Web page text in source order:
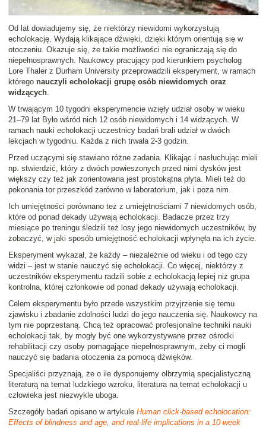
Od lat dowiadujemy się, że niektórzy niewidomi wykorzystują
echolokację. Wydają klikające dźwięki, dzięki którym orientują się w
otoczeniu. Okazuje się, że takie możliwości nie ograniczają się do
niepełnosprawnych. Naukowcy pracujący pod kierunkiem psycholog
Lore Thaler z Durham University przeprowadzili eksperyment, w ramach
którego nauczyli echolokacji grupę osób niewidomych oraz
widzących.
W trwającym 10 tygodni eksperymencie wzięły udział osoby w wieku
21–79 lat Było wśród nich 12 osób niewidomych i 14 widzących. W
ramach nauki echolokacji uczestnicy badań brali udział w dwóch
lekcjach w tygodniu. Każda z nich trwała 2-3 godzin.
Przed uczącymi się stawiano różne zadania. Klikając i nasłuchując mieli
np. stwierdzić, który z dwóch powieszonych przed nimi dysków jest
większy czy też jak zorientowana jest prostokątna płyta. Mieli też do
pokonania tor przeszkód zarówno w laboratorium, jak i poza nim.
Ich umiejętności porównano też z umiejętnościami 7 niewidomych osób,
które od ponad dekady używają echolokacji. Badacze przez trzy
miesiące po treningu śledzili też losy jego niewidomych uczestników, by
zobaczyć, w jaki sposób umiejętność echolokacji wpłynęła na ich życie.
Eksperyment wykazał, że każdy – niezależnie od wieku i od tego czy
widzi – jest w stanie nauczyć się echolokacji. Co więcej, niektórzy z
uczestników eksperymentu radzili sobie z echolokacją lepiej niż grupa
kontrolna, której członkowie od ponad dekady używają echolokacji.
Celem eksperymentu było przede wszystkim przyjrzenie się temu
zjawisku i zbadanie zdolności ludzi do jego nauczenia się. Naukowcy na
tym nie poprzestaną. Chcą też opracować profesjonalne techniki nauki
echolokacji tak, by mogły być one wykorzystywane przez ośrodki
rehabilitacji czy osoby pomagające niepełnosprawnym, żeby ci mogli
nauczyć się badania otoczenia za pomocą dźwięków.
Specjaliści przyznają, że o ile dysponujemy olbrzymią specjalistyczną
literaturą na temat ludzkiego wzroku, literatura na temat echolokacji u
człowieka jest niezwykle uboga.
Szczegóły badań opisano w artykule Human click-based echolocation:
Effects of blindness and age, and real-life implications in a 10-week